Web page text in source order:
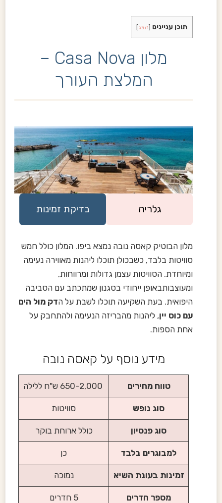
תוכן עניינים [הצג]
מלון Casa Nova –
המלצת העורך
גלריה בדיקת זמינות
מלון הבוטיק קאסה נובה נמצא ביפו. המלון כולל חמש
סוויטות בלבד, כשבכולן תוכלו ליהנות מאווירה נעימה
ומיוחדת. הסוויטות עצמן גדולות ומרווחות,
ומעוצבותבאופן ייחודי בסגנון שמתכתב עם הסביבה
היפואית. בעת השקיעה תוכלו לשבת על הדק מול הים
עם כוס יין, ליהנות מהבריזה הנעימה ולהתחבק על
אחת הספות.
מידע נוסף על קאסה נובה
טווח מחירים
סוג נופש סוויטות
סוג פנסיון כולל ארוחת בוקר
למבוגרים בלבד כן
זמינות בעונת השיא נמוכה
מספר חדרים 5 חדרים